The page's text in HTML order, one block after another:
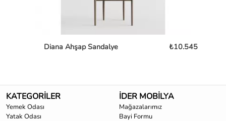
Diana Ahşap Sandalye ₺10.545
KATEGORİLER
Yemek Odası
Yatak Odası
İDER MOBİLYA
Mağazalarımız
Bayi Formu